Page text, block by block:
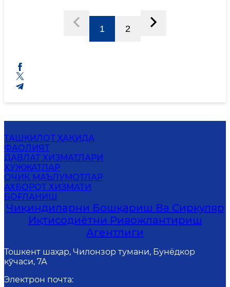
1 2
ТАШКИЛОТ ҲАҚИДА
ФАОЛИЯТ
ДАВЛАТ ХИЗМАТЛАРИ
ҲУЖЖАТЛАР
ОЧИҚ МАЪЛУМОТЛАР
АХБОРОТ ХИЗМАТИ
БОҒЛАНИШ
Чиқиндиларни Бошқариш Ва Сиркуляр
Иқтисодиётни Ривожлантириш
Агентлиги
Тошкент шаҳар, Чилонзор тумани, Бунёдкор
кўчаси, 7А
Электрон почта: